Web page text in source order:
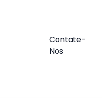
Contate-
Nos